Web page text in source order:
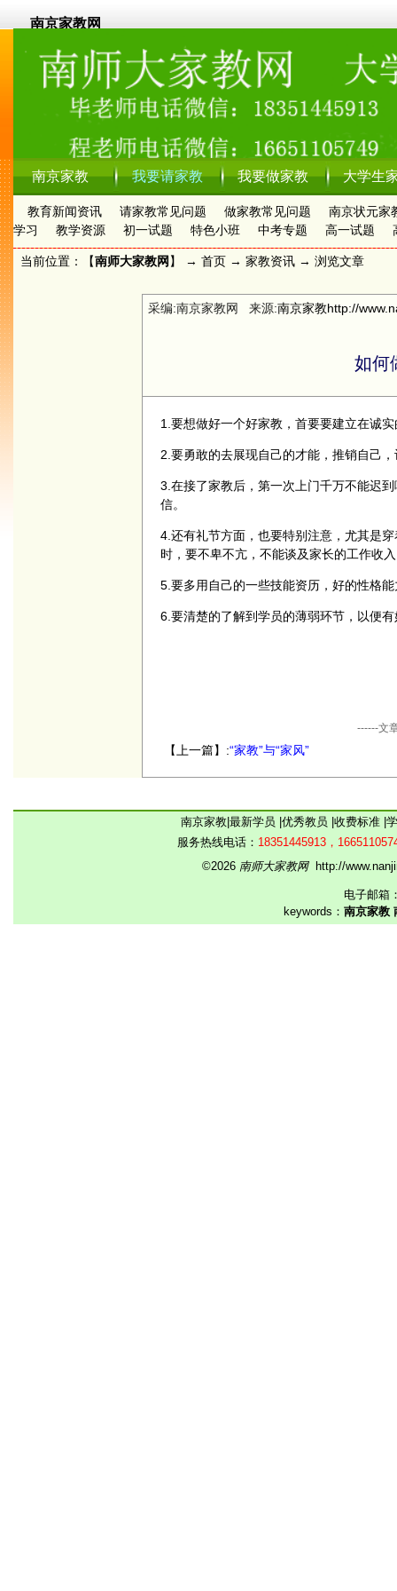
南京家教网
南京家教 我要请家教 我要做家教 大学生
教育新闻资讯 请家教常见问题 做家教常见问题
南京状元家
学习
教学资源 初一试题 特色小班 中考专题 高一试题
当前位置：【南师大家教网 】 → 首页 → 家教资讯 → 浏览文章
采编:南京家教网 来源:南京家教http://
如何
1.要想做好一个好家教，首要要建立在诚
2.要勇敢的去展现自己的才能，推销自己
3.在接了家教后，第一次上门千万不能迟
信。
4.还有礼节方面，也要特别注意，尤其是
时，要不卑不亢，不能谈及家长的工作收
5.要多用自己的一些技能资历，好的性格
6.要清楚的了解到学员的薄弱环节，以便
------文
【上一篇】:“家教”与“家风”
南京家教 最新学员 优秀教员 收费标准
服务热线电话： 18351445913，
©2026 南师大家教网http://
电子邮箱
keywords： 南京家教